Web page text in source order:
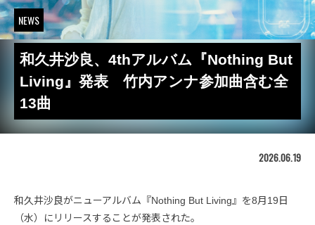
NEWS
和久井沙良、4thアルバム『Nothing But
Living』発表 竹内アンナ参加曲含む全
13曲
2026.06.19
和久井沙良がニューアルバム『Nothing But Living』を8月19日
（水）にリリースすることが発表された。